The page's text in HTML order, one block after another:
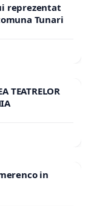
reprezentat
Tunari
TEATRELOR
in